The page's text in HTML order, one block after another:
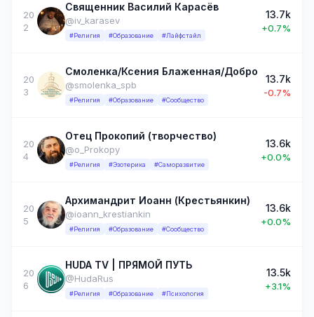
20
2
Священник Василий Карасёв
@iv_karasev
#Религия #Образование #Лайфстайл
13.7k
+0.7%
20
3
Смоленка/Ксения Блаженная/Добро
@smolenka_spb
#Религия #Образование #Сообщество
13.7k
-0.7%
20
4
Отец Прокопий (творчество)
@o_Prokopy
#Религия #Эзотерика #Саморазвитие
13.6k
+0.0%
20
5
Архимандрит Иоанн (Крестьянкин)
@ioann_krestiankin
#Религия #Образование #Сообщество
13.6k
+0.0%
20
6
HUDA TV | ПРЯМОЙ ПУТЬ
@HudaRus
#Религия #Образование #Психология
13.5k
+3.1%